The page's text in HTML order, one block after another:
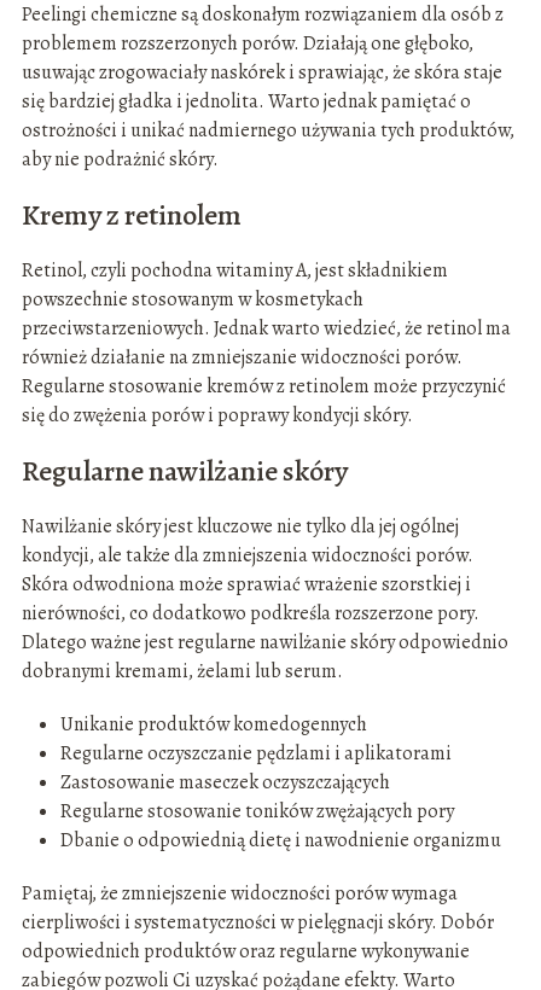
Peelingi chemiczne są doskonałym rozwiązaniem dla osób z
problemem rozszerzonych porów. Działają one głęboko,
usuwając zrogowaciały naskórek i sprawiając, że skóra staje
się bardziej gładka i jednolita. Warto jednak pamiętać o
ostrożności i unikać nadmiernego używania tych produktów,
aby nie podrażnić skóry.
Kremy z retinolem
Retinol, czyli pochodna witaminy A, jest składnikiem
powszechnie stosowanym w kosmetykach
przeciwstarzeniowych. Jednak warto wiedzieć, że retinol ma
również działanie na zmniejszanie widoczności porów.
Regularne stosowanie kremów z retinolem może przyczynić
się do zwężenia porów i poprawy kondycji skóry.
Regularne nawilżanie skóry
Nawilżanie skóry jest kluczowe nie tylko dla jej ogólnej
kondycji, ale także dla zmniejszenia widoczności porów.
Skóra odwodniona może sprawiać wrażenie szorstkiej i
nierówności, co dodatkowo podkreśla rozszerzone pory.
Dlatego ważne jest regularne nawilżanie skóry odpowiednio
dobranymi kremami, żelami lub serum.
Unikanie produktów komedogennych
Regularne oczyszczanie pędzlami i aplikatorami
Zastosowanie maseczek oczyszczających
Regularne stosowanie toników zwężających pory
Dbanie o odpowiednią dietę i nawodnienie organizmu
Pamiętaj, że zmniejszenie widoczności porów wymaga
cierpliwości i systematyczności w pielęgnacji skóry. Dobór
odpowiednich produktów oraz regularne wykonywanie
zabiegów pozwoli Ci uzyskać pożądane efekty. Warto